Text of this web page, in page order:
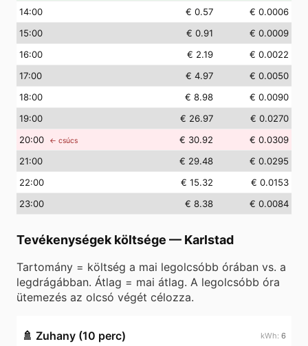
14:00 € 0.57
€ 0.0006
15:00 € 0.91
€ 0.0009
16:00 € 2.19
€ 0.0022
17:00 € 4.97
€ 0.0050
18:00 € 8.98
€ 0.0090
19:00 € 26.97
€ 0.0270
20:00 ← csúcs € 30.92
€ 0.0309
21:00 € 29.48
€ 0.0295
22:00 € 15.32
€ 0.0153
23:00 € 8.38 € 0.0084
Tevékenységek költsége — Karlstad
Tartomány = költség a mai legolcsóbb órában vs. a
legdrágábban. Átlag = mai átlag. A legolcsóbb óra
ütemezés az olcsó végét célozza.
🚿 Zuhany (10 perc) 6